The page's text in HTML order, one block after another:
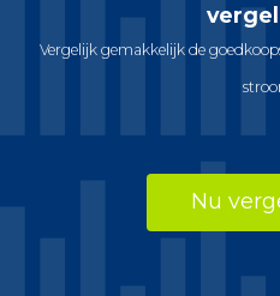
Vergelijk gemakkelijk de
Nu